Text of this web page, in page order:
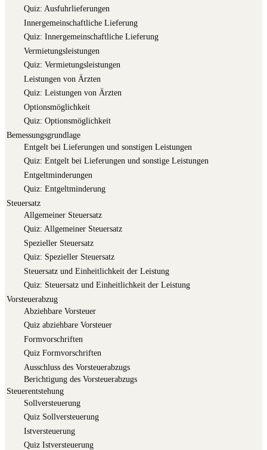
Quiz: Aus­fuhr­lie­fe­run­gen
Inner­ge­mein­schaft­li­che Lieferung
Quiz: Inner­ge­mein­schaft­li­che Lieferung
Ver­mie­tungs­leis­tun­gen
Quiz: Ver­mie­tungs­leis­tun­gen
Leis­tun­gen von Ärzten
Quiz: Leis­tun­gen von Ärzten
Opti­ons­mög­lich­keit
Quiz: Opti­ons­mög­lich­keit
Bemessungsgrundlage
Ent­gelt bei Lie­fe­run­gen und sons­ti­gen Leistungen
Quiz: Ent­gelt bei Lie­fe­run­gen und sons­ti­ge Leistungen
Ent­gelt­min­de­run­gen
Quiz: Ent­gelt­min­de­rung
Steuersatz
All­ge­mei­ner Steuersatz
Quiz: All­ge­mei­ner Steuersatz
Spe­zi­el­ler Steuersatz
Quiz: Spe­zi­el­ler Steuersatz
Steu­er­satz und Ein­heit­lich­keit der Leistung
Quiz: Steu­er­satz und Ein­heit­lich­keit der Leistung
Vorsteuerabzug
Abzieh­ba­re Vorsteuer
Quiz abzieh­ba­re Vorsteuer
Form­vor­schrif­ten
Quiz Form­vor­schrif­ten
Aus­schluss des Vorsteuerabzugs
Berich­ti­gung des Vorsteuerabzugs
Steuerentstehung
Soll­ver­steue­rung
Quiz Soll­ver­steue­rung
Ist­ver­steue­rung
Quiz Ist­ver­steue­rung